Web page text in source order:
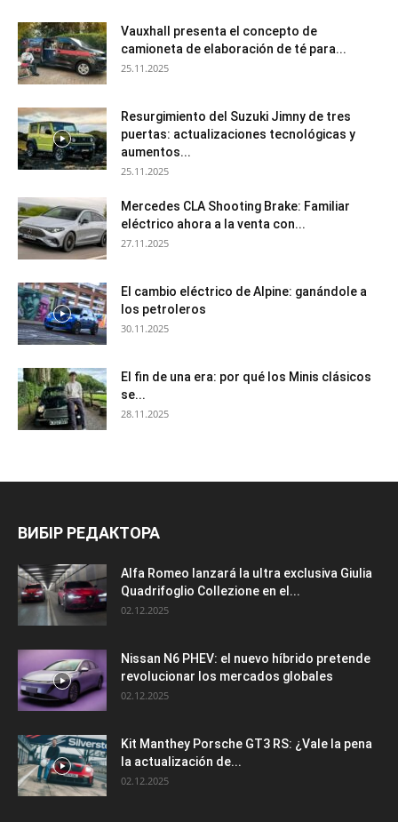
Vauxhall presenta el concepto de
camioneta de elaboración de té para...
25.11.2025
Resurgimiento del Suzuki Jimny de tres
puertas: actualizaciones tecnológicas y
aumentos...
25.11.2025
Mercedes CLA Shooting Brake: Familiar
eléctrico ahora a la venta con...
27.11.2025
El cambio eléctrico de Alpine: ganándole a
los petroleros
30.11.2025
El fin de una era: por qué los Minis clásicos
se...
28.11.2025
ВИБІР РЕДАКТОРА
Alfa Romeo lanzará la ultra exclusiva Giulia
Quadrifoglio Collezione en el...
02.12.2025
Nissan N6 PHEV: el nuevo híbrido pretende
revolucionar los mercados globales
02.12.2025
Kit Manthey Porsche GT3 RS: ¿Vale la pena
la actualización de...
02.12.2025